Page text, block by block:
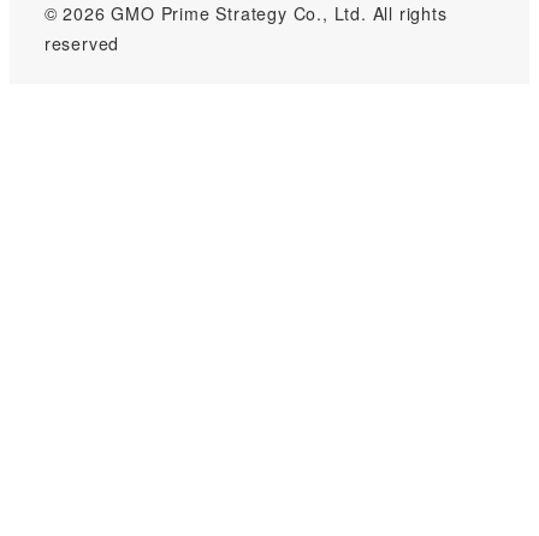
© 2026 GMO Prime Strategy Co., Ltd. All rights
reserved